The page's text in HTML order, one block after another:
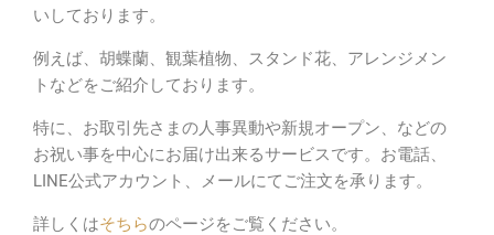
いしております。
例えば、胡蝶蘭、観葉植物、スタンド花、アレンジメン
トなどをご紹介しております。
特に、お取引先さまの人事異動や新規オープン、などの
お祝い事を中心にお届け出来るサービスです。お電話、
LINE公式アカウント、メールにてご注文を承ります。
詳しくはそちらのページをご覧ください。